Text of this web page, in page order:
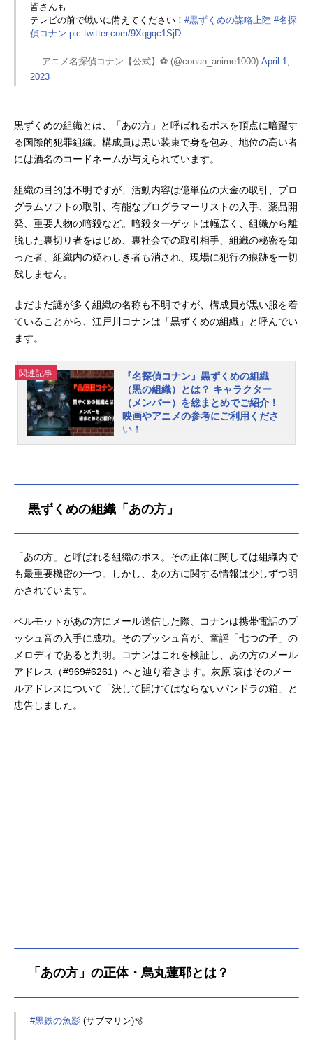
皆さんも
テレビの前で戦いに備えてください！ #黒ずくめの謀略上陸 #名探
偵コナン pic.twitter.com/9Xqgqc1SjD
— アニメ名探偵コナン【公式】⚽️ (@conan_anime1000) April 1,
2023
黒ずくめの組織とは、「あの方」と呼ばれるボスを頂点に暗躍す
る国際的犯罪組織。構成員は黒い装束で身を包み、地位の高い者
には酒名のコードネームが与えられています。
組織の目的は不明ですが、活動内容は億単位の大金の取引、プロ
グラムソフトの取引、有能なプログラマーリストの入手、薬品開
発、重要人物の暗殺など。暗殺ターゲットは幅広く、組織から離
脱した裏切り者をはじめ、裏社会での取引相手、組織の秘密を知
った者、組織内の疑わしき者も消され、現場に犯行の痕跡を一切
残しません。
まだまだ謎が多く組織の名称も不明ですが、構成員が黒い服を着
ていることから、江戸川コナンは「黒ずくめの組織」と呼んでい
ます。
関連記事
『名探偵コナン』黒ずくめの組織
（黒の組織）とは？ キャラクター
（メンバー）を総まとめでご紹介！
映画やアニメの参考にご利用くださ
い！
『名探偵コナン』は、週刊少年サン
り親しまれ、劇場版も大ヒットを記
組織」。世界規模で暗躍し、日本の
公安警察だけでなくアメリカのFBIや
も不明ですが、構成員が黒い服を着
ていることから、江戸川コナンは
「黒ずくめの組織」と呼んでいま
す。組織の目的や「あの方」の正体
とは果たして……？本稿では黒ずく
めの組織のメンバー、過去に所属し
黒ずくめの組織「あの方」
「あの方」と呼ばれる組織のボス。その正体に関しては組織内で
も最重要機密の一つ。しかし、あの方に関する情報は少しずつ明
かされています。
ベルモットがあの方にメール送信した際、コナンは携帯電話のプ
ッシュ音の入手に成功。そのプッシュ音が、童謡「七つの子」の
メロディであると判明。コナンはこれを検証し、あの方のメール
アドレス（#969#6261）へと辿り着きます。灰原 哀はそのメー
ルアドレスについて「決して開けてはならないパンドラの箱」と
忠告しました。
「あの方」の正体・烏丸蓮耶とは？
#黒鉄の魚影 (サブマリン)🫧